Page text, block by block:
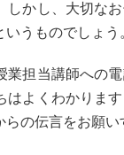
しかし、大切な
うものでしょう
業担当講師への
はよくわかりま
の伝言をお願